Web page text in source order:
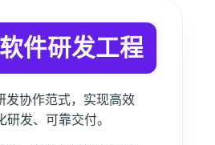
件研发工程
发协作范式，实现高效
研发、可靠交付。